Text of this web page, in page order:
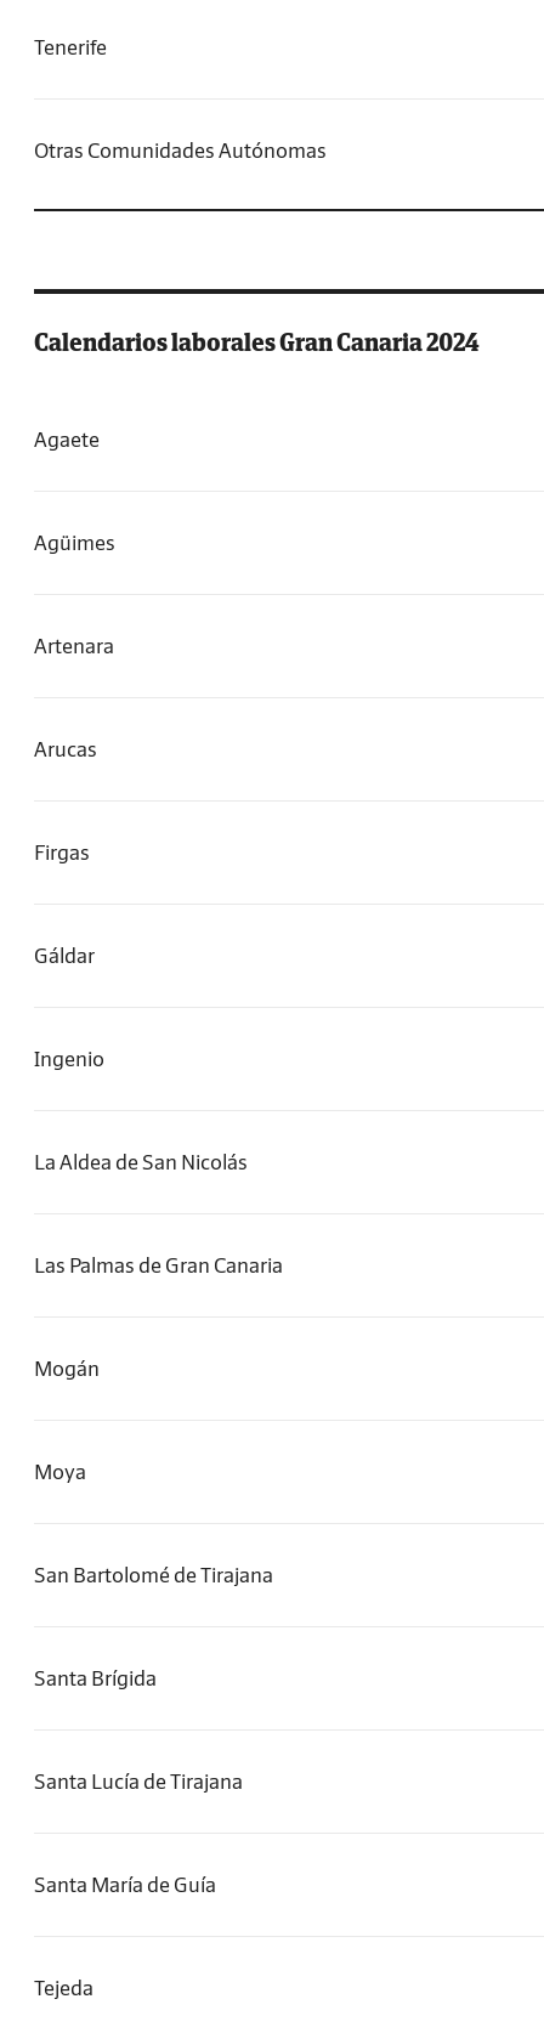
Tenerife
Otras Comunidades Autónomas
Calendarios laborales Gran Canaria 2024
Agaete
Agüimes
Artenara
Arucas
Firgas
Gáldar
Ingenio
La Aldea de San Nicolás
Las Palmas de Gran Canaria
Mogán
Moya
San Bartolomé de Tirajana
Santa Brígida
Santa Lucía de Tirajana
Santa María de Guía
Tejeda